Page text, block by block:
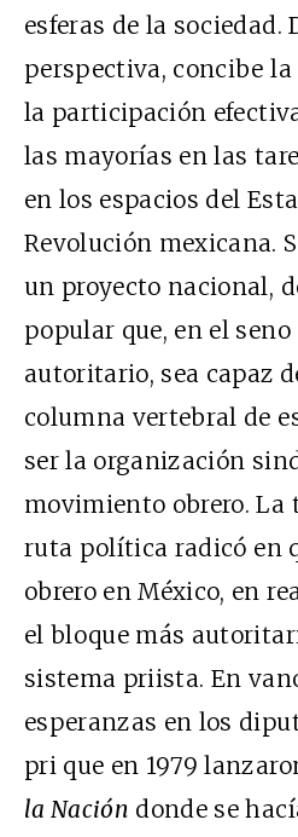
esferas de la sociedad.
perspectiva, concibe
la participación
las mayorías en las
en los espacios del
Revolución mexicana.
un proyecto nacional,
popular que, en el
autoritario, sea capaz
columna vertebral de
ser la organización
movimiento obrero. La
ruta política radicó en
obrero en México, en
el bloque más
sistema priista. En
esperanzas en los
pri que en 1979
la Nación donde se